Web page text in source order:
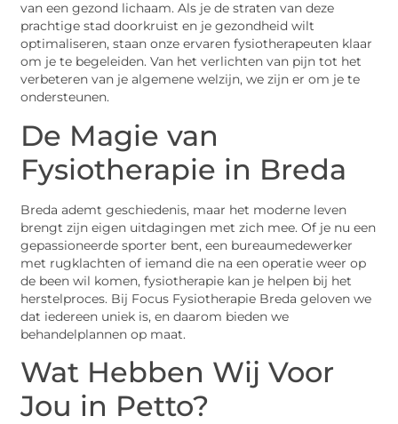
van een gezond lichaam. Als je de straten van deze
prachtige stad doorkruist en je gezondheid wilt
optimaliseren, staan onze ervaren fysiotherapeuten klaar
om je te begeleiden. Van het verlichten van pijn tot het
verbeteren van je algemene welzijn, we zijn er om je te
ondersteunen.
De Magie van
Fysiotherapie in Breda
Breda ademt geschiedenis, maar het moderne leven
brengt zijn eigen uitdagingen met zich mee. Of je nu een
gepassioneerde sporter bent, een bureaumedewerker
met rugklachten of iemand die na een operatie weer op
de been wil komen, fysiotherapie kan je helpen bij het
herstelproces. Bij Focus Fysiotherapie Breda geloven we
dat iedereen uniek is, en daarom bieden we
behandelplannen op maat.
Wat Hebben Wij Voor
Jou in Petto?